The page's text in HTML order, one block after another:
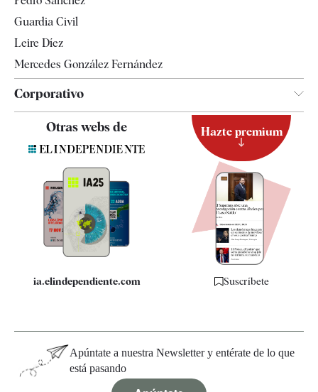
Guardia Civil
Leire Díez
Mercedes González Fernández
Corporativo
Contacto
Quiénes somos
Especificaciones
Otras webs de
ia.elindependiente.com
Hazte premium
Suscríbete
Apúntate a nuestra Newsletter y entérate de lo que
está pasando